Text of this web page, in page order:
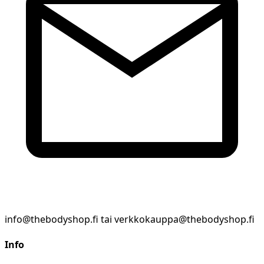
info@thebodyshop.fi tai verkkokauppa@thebodyshop.fi
Info